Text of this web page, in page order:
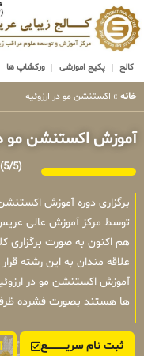
کالج پکیج اموزشی ورکشاپ ها
خانه » اکستنشن مو در ارزوئیه
آموزش اکستنشن مو
(5/5)
برگزاری دوره آموزش
توسط مرکز آموزش عالی
هم اکنون به صورت
علاقه مندان به این رشته
آموزش اکستنشن مو در
ها هستند بصورت فشرده ظرف مدت 4 الی 6 روز در تهران
ثبت نام سریــــــــــــع